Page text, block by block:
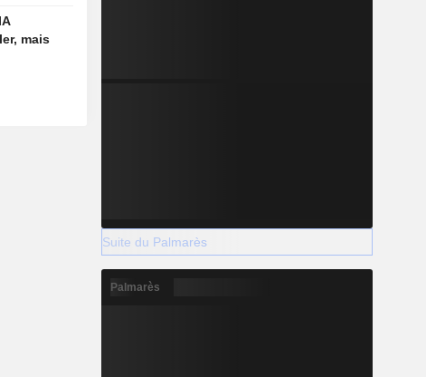
mais
Suite du Palmarès
Palmarès